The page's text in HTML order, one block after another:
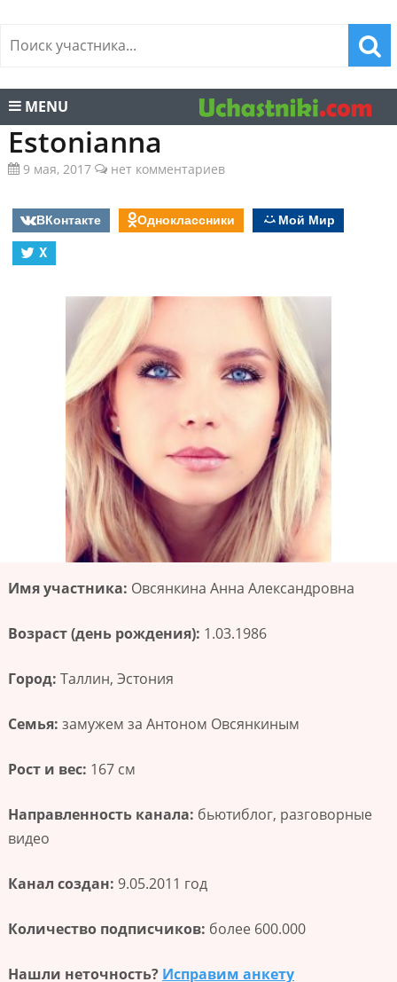
MENU
Estonianna
9 мая, 2017 нет комментариев
ВКонтакте Одноклассники
Мой Мир
X
Имя участника: Овсянкина Анна Александровна
Возраст (день рождения): 1.03.1986
Город: Таллин, Эстония
Семья: замужем за Антоном Овсянкиным
Рост и вес: 167 см
Направленность канала: бьютиблог, разговорные
видео
Канал создан: 9.05.2011 год
Количество подписчиков: более 600.000
Нашли неточность? Исправим анкету